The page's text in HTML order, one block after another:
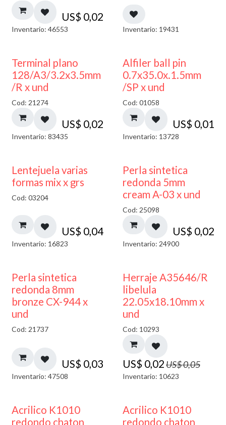
US$ 0,02
Inventario: 46553 Inventario: 19431
Terminal plano
128/A3/3.2x3.5mm
/R x und
Cod: 21274
US$ 0,02
Inventario: 83435
Alfiler ball pin
0.7x35.0x.1.5mm
/SP x und
Cod: 01058
US$ 0,01
Inventario: 13728
Lentejuela varias
formas mix x grs
Cod: 03204
US$ 0,04
Inventario: 16823
Perla sintetica
redonda 5mm
cream A-03 x und
Cod: 25098
US$ 0,02
Inventario: 24900
Perla sintetica
redonda 8mm
bronze CX-944 x
und
Cod: 21737
US$ 0,03
Inventario: 47508
50% DESCUENTO
Herraje A35646/R
libelula
22.05x18.10mm x
und
Cod: 10293
US$ 0,02US$0,05
Inventario: 10623
Acrilico K1010
redondo chaton
Acrilico K1010
redondo chaton